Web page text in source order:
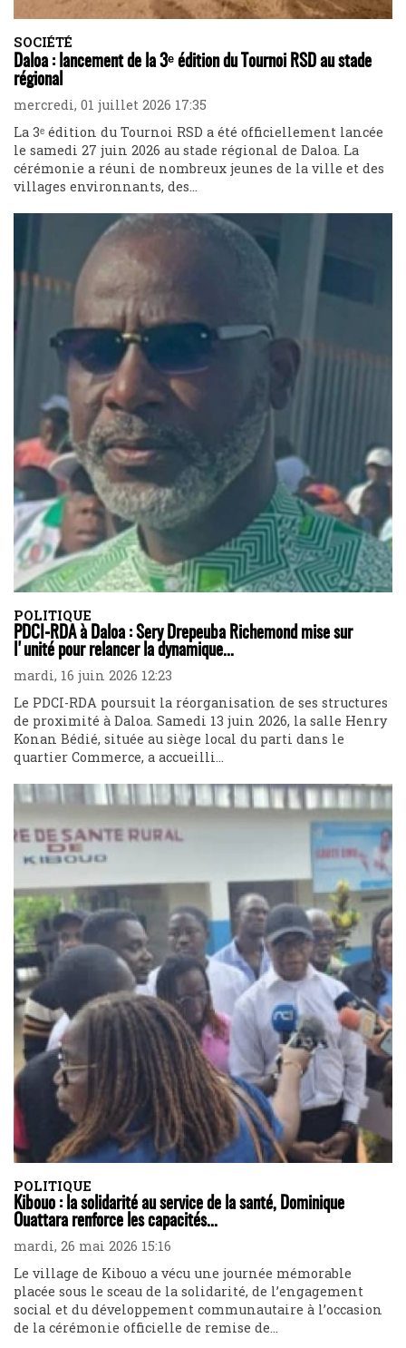
SOCIÉTÉ
Daloa : lancement de la 3ᵉ édition du Tournoi RSD au stade
régional
mercredi, 01 juillet 2026 17:35
La 3ᵉ édition du Tournoi RSD a été officiellement lancée
le samedi 27 juin 2026 au stade régional de Daloa. La
cérémonie a réuni de nombreux jeunes de la ville et des
villages environnants, des...
POLITIQUE
PDCI-RDA à Daloa : Sery Drepeuba Richemond mise sur
l'unité pour relancer la dynamique...
mardi, 16 juin 2026 12:23
Le PDCI-RDA poursuit la réorganisation de ses structures
de proximité à Daloa. Samedi 13 juin 2026, la salle Henry
Konan Bédié, située au siège local du parti dans le
quartier Commerce, a accueilli...
POLITIQUE
Kibouo : la solidarité au service de la santé, Dominique
Ouattara renforce les capacités...
mardi, 26 mai 2026 15:16
Le village de Kibouo a vécu une journée mémorable
placée sous le sceau de la solidarité, de l’engagement
social et du développement communautaire à l’occasion
de la cérémonie officielle de remise de...